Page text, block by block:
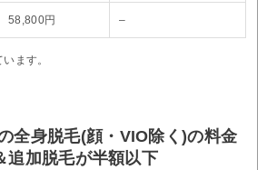
58,800円 –
ます。
全身脱毛(顔・VIO除く)の料金
追加脱毛が半額以下